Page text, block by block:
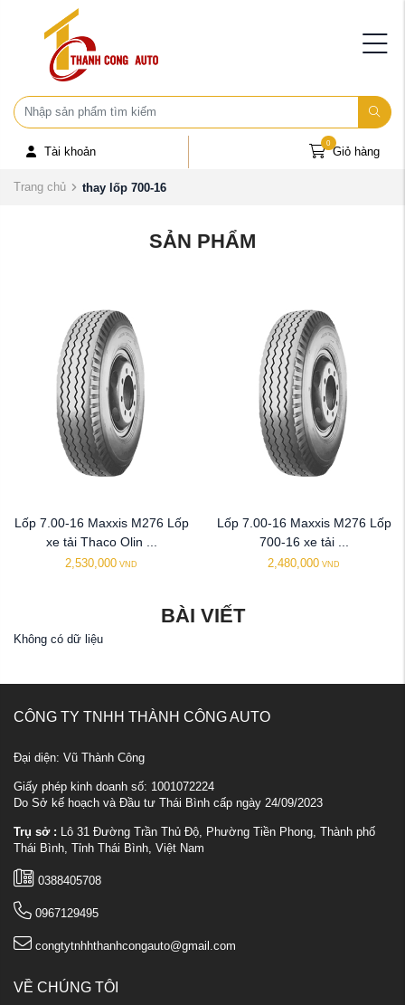
Tài khoản Giỏ hàng
0
Trang chủ thay lốp 700-16
SẢN PHẨM
Lốp 7.00-16 Maxxis M276 Lốp
xe tải Thaco Olin ...
2,530,000 VND
Lốp 7.00-16 Maxxis M276 Lốp
700-16 xe tải ...
2,480,000 VND
BÀI VIẾT
Không có dữ liệu
CÔNG TY TNHH THÀNH CÔNG AUTO
Đại diện: Vũ Thành Công
Giấy phép kinh doanh số: 1001072224
Do Sở kế hoạch và Đầu tư Thái Bình cấp ngày 24/09/2023
Trụ sở : Lô 31 Đường Trần Thủ Độ, Phường Tiền Phong, Thành phố
Thái Bình, Tỉnh Thái Bình, Việt Nam
0388405708
0967129495
congtytnhhthanhcongauto@gmail.com
VỀ CHÚNG TÔI